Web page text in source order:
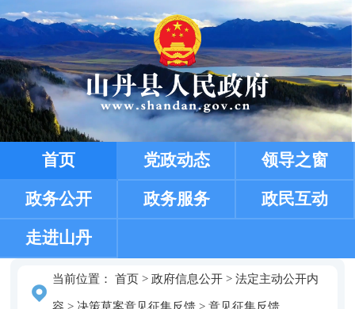
首页 党政动态 领导之窗
政务公开 政务服务 政民互动
走进山丹
当前位置： 首页> 政府信息公开> 法定主动公开内
容 > 决策草案意见征集反馈> 意见征集反馈